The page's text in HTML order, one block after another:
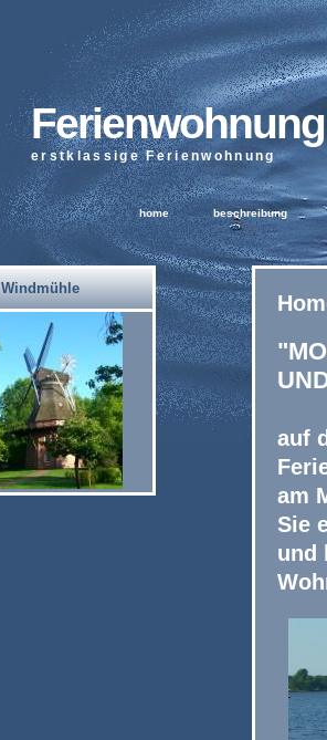
erstklassige Ferienwohnung
home beschreibung
Windmühle
auf
am
Sie
und